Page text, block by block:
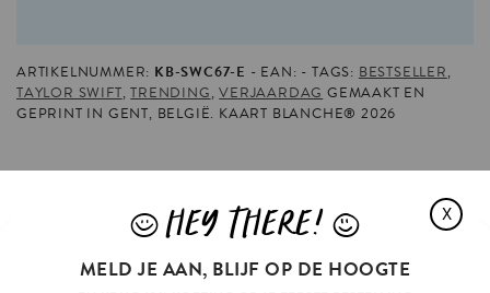
ARTIKELNUMMER: KB-SWC67-E EAN: TAGS: BESTSELLER,
TAYLOR SWIFT,TRENDING,VERJAARDAG GEMAAKT EN
GEPRINT IN GENT, BELGIË. KAART BLANCHE® 2026
BEKIJK OOK ONZE POSTERS X
JHEY THERE! L
MELD JE AAN, BLIJF OP DE HOOGTE